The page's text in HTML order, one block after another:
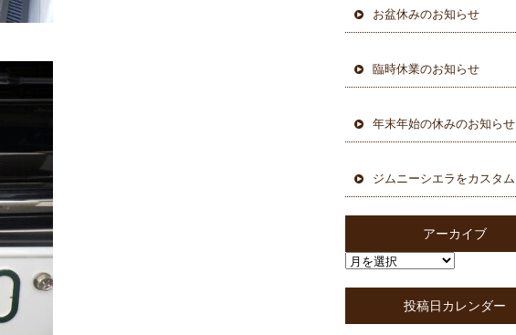
お盆休みのお知らせ
臨時休業のお知らせ
年末年始の休みのお知らせ
ジムニーシエラをカスタム
アーカイブ
投稿日カレンダー